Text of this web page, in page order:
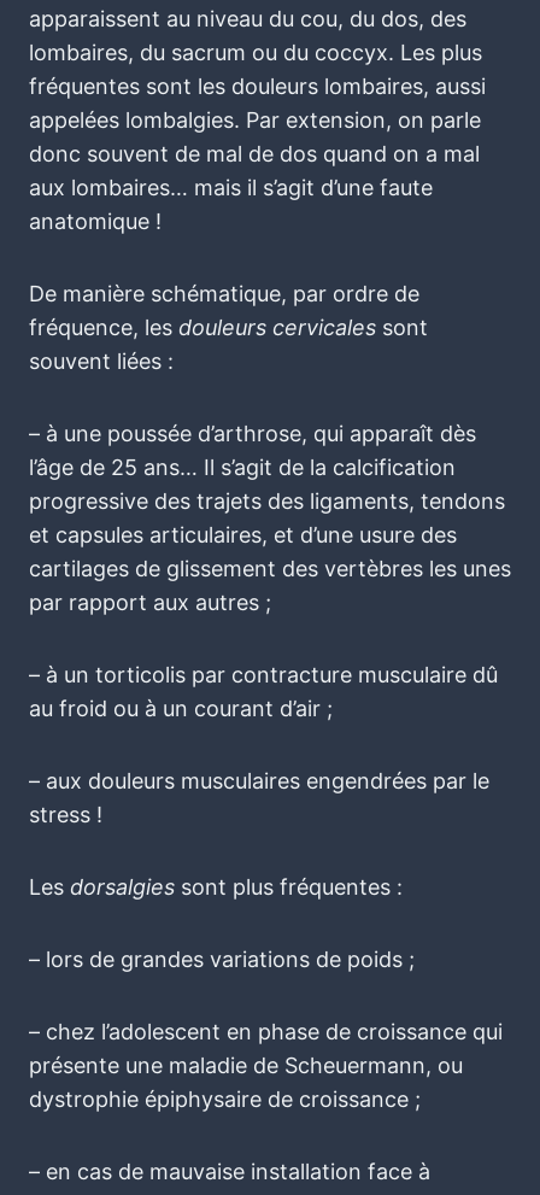
apparaissent au niveau du cou, du dos, des
lombaires, du sacrum ou du coccyx. Les plus
fréquentes sont les douleurs lombaires, aussi
appelées lombalgies. Par extension, on parle
donc souvent de mal de dos quand on a mal
aux lombaires… mais il s’agit d’une faute
anatomique !
De manière schématique, par ordre de
fréquence, les douleurs cervicales sont
souvent liées :
– à une poussée d’arthrose, qui apparaît dès
l’âge de 25 ans… Il s’agit de la calcification
progressive des trajets des ligaments, tendons
et capsules articulaires, et d’une usure des
cartilages de glissement des vertèbres les unes
par rapport aux autres ;
– à un torticolis par contracture musculaire dû
au froid ou à un courant d’air ;
– aux douleurs musculaires engendrées par le
stress !
Les dorsalgies sont plus fréquentes :
– lors de grandes variations de poids ;
– chez l’adolescent en phase de croissance qui
présente une maladie de Scheuermann, ou
dystrophie épiphysaire de croissance ;
– en cas de mauvaise installation face à